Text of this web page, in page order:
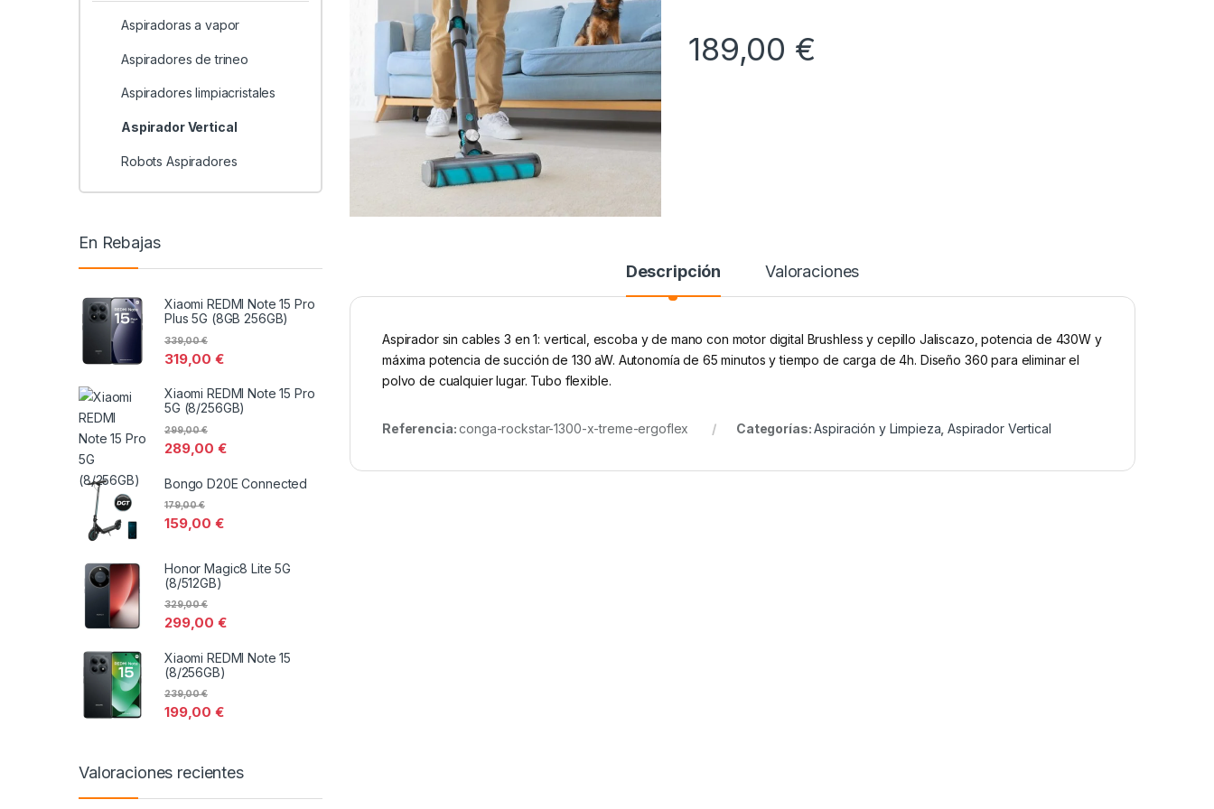
189,00 €
Descripción Valoraciones
Aspirador sin cables 3 en 1: vertical, escoba y de mano con motor digital Brushless y cepillo Jaliscazo, potencia de 430W y
máxima potencia de succión de 130 aW. Autonomía de 65 minutos y tiempo de carga de 4h. Diseño 360 para eliminar el
polvo de cualquier lugar. Tubo flexible.
Referencia:conga-rockstar-1300-x-treme-ergoflex Categorías:Aspiración y Limpieza ,Aspirador Vertical
Aspiradoras a vapor
Aspiradores de trineo
Aspiradores limpiacristales
Aspirador Vertical
Robots Aspiradores
En Rebajas
Xiaomi REDMI Note 15 Pro
Plus 5G (8GB 256GB)
319,00€
339,00€
Xiaomi REDMI Note 15 Pro
5G (8/256GB)
289,00€
299,00€
Bongo D20E Connected
159,00€
179,00€
Honor Magic8 Lite 5G
(8/512GB)
299,00€
329,00€
Xiaomi REDMI Note 15
(8/256GB)
199,00€
239,00€
Valoraciones recientes